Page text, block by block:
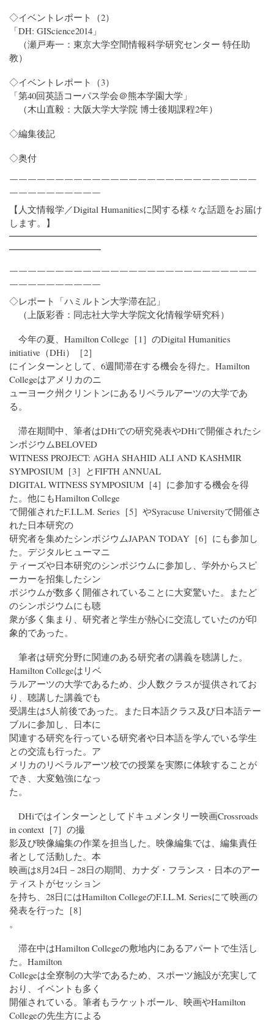
◇イベントレポート（2）
「DH: GIScience2014」
（瀬戸寿一：東京大学空間情報科学研究センター 特任助
教）
◇イベントレポート（3）
「第40回英語コーパス学会＠熊本学園大学」
（木山直毅：大阪大学大学院 博士後期課程2年）
◇編集後記
◇奥付
￣￣￣￣￣￣￣￣￣￣￣￣￣￣￣￣￣￣￣￣￣￣￣￣￣￣￣
￣￣￣￣￣￣￣￣￣￣
【人文情報学／Digital Humanitiesに関する様々な話題をお届け
します。】
━━━━━━━━━━━━━━━━━━━━━━━━━━━
━━━━━━━━━━
￣￣￣￣￣￣￣￣￣￣￣￣￣￣￣￣￣￣￣￣￣￣￣￣￣￣￣
￣￣￣￣￣￣￣￣￣￣
◇レポート「ハミルトン大学滞在記」
（上阪彩香：同志社大学大学院文化情報学研究科）
今年の夏、Hamilton College［1］のDigital Humanities
initiative（DHi）［2］
にインターンとして、6週間滞在する機会を得た。Hamilton
Collegeはアメリカのニ
ューヨーク州クリントンにあるリベラルアーツの大学であ
る。
滞在期間中、筆者はDHiでの研究発表やDHiで開催されたシ
ンポジウムBELOVED
WITNESS PROJECT: AGHA SHAHID ALI AND KASHMIR
SYMPOSIUM［3］とFIFTH ANNUAL
DIGITAL WITNESS SYMPOSIUM［4］に参加する機会を得
た。他にもHamilton College
で開催されたF.I.L.M. Series［5］やSyracuse Universityで開催さ
れた日本研究の
研究者を集めたシンポジウムJAPAN TODAY［6］にも参加し
た。デジタルヒューマニ
ティーズや日本研究のシンポジウムに参加し、学外からスピ
ーカーを招集したシン
ポジウムが数多く開催されていることに大変驚いた。またど
のシンポジウムにも聴
衆が多く集まり、研究者と学生が熱心に交流していたのが印
象的であった。
筆者は研究分野に関連のある研究者の講義を聴講した。
Hamilton Collegeはリベ
ラルアーツの大学であるため、少人数クラスが提供されてお
り、聴講した講義でも
受講生は5人前後であった。また日本語クラス及び日本語テー
ブルに参加し、日本に
関連する研究を行っている研究者や日本語を学んでいる学生
との交流も行った。ア
メリカのリベラルアーツ校での授業を実際に体験することが
でき、大変勉強になっ
た。
DHiではインターンとしてドキュメンタリー映画Crossroads
in context［7］の撮
影及び映像編集の作業を担当した。映像編集では、編集責任
者として活動した。本
映画は8月24日－28日の期間、カナダ・フランス・日本のアー
ティストがセッション
を持ち、28日にはHamilton CollegeのF.I.L.M. Seriesにて映画の
発表を行った［8］
。
滞在中はHamilton Collegeの敷地内にあるアパートで生活し
た。Hamilton
Collegeは全寮制の大学であるため、スポーツ施設が充実して
おり、イベントも多く
開催されている。筆者もラケットボール、映画やHamilton
Collegeの先生方による